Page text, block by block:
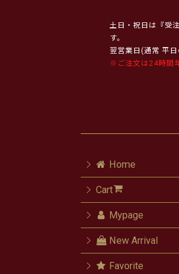
土日・祝日は『受
す。
翌営業日(通常 平日
※ご注文は24時間
Home
Cart
Mypage
New Arrival
Favorite